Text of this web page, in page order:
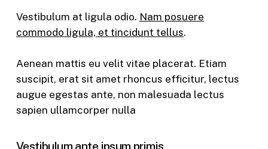
Vestibulum at ligula odio. Nam posuere
commodo ligula, et tincidunt tellus.
Aenean mattis eu velit vitae placerat. Etiam
suscipit, erat sit amet rhoncus efficitur, lectus
augue egestas ante, non malesuada lectus
sapien ullamcorper nulla
Vestibulum ante ipsum primis